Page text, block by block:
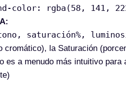
color: rgba(58, 141,
saturación%,
cromático), la Saturación
es a menudo más intuitivo